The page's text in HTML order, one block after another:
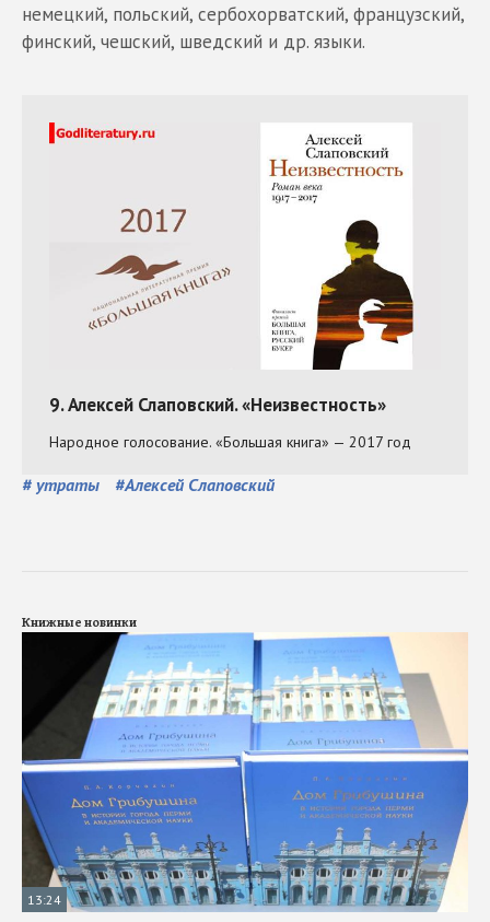
немецкий, польский, сербохорватский, французский,
финский, чешский, шведский и др. языки.
# утраты #Алексей Слаповский
Книжные новинки
13:24